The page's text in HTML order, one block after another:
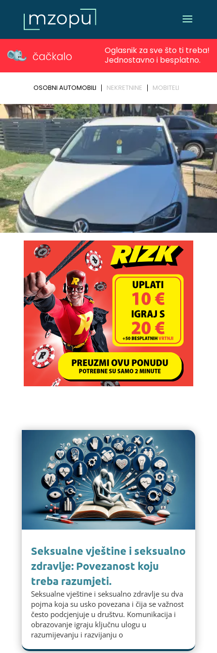
Seksualne vještine i seksualno
zdravlje: Povezanost koju
treba razumjeti.
Seksualne vještine i seksualno zdravlje su dva
pojma koja su usko povezana i čija se važnost
često podcjenjuje u društvu. Komunikacija i
obrazovanje igraju ključnu ulogu u
razumijevanju i razvijanju o